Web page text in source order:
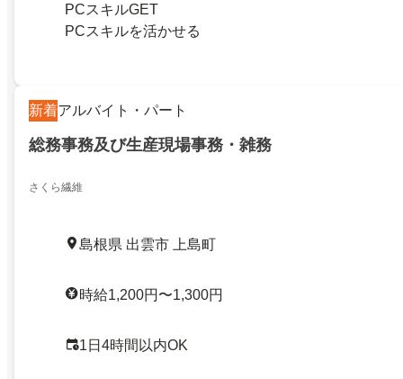
PCスキルGET
PCスキルを活かせる
新着アルバイト・パート
総務事務及び生産現場事務・雑務
さくら繊維
島根県 出雲市 上島町
時給1,200円〜1,300円
1日4時間以内OK